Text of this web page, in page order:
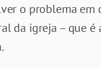
o problema em
da igreja – que é